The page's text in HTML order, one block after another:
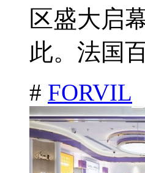
区盛大启
此。法国
# FORVIL